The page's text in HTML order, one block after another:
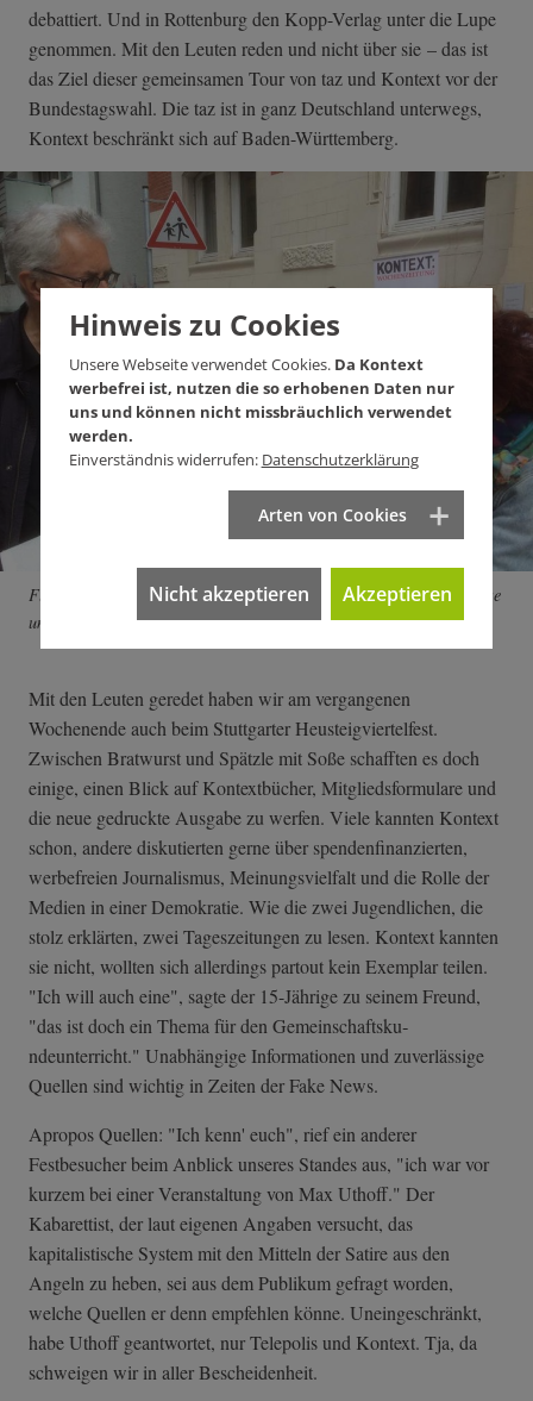
debattiert. Und in Rottenburg den Kopp-Verlag unter die Lupe
genommen. Mit den Leuten reden und nicht über sie – das ist
das Ziel dieser gemeinsamen Tour von taz und Kontext vor der
Bundestagswahl. Die taz ist in ganz Deutschland unterwegs,
Kontext beschränkt sich auf Baden-Württemberg.
Fleißiges Kontext-Team. Im Vordergrund die Vorstände Jürgen Klose
und Anni Endress. Foto: Kontext
Mit den Leuten geredet haben wir am vergangenen
Wochenende auch beim Stuttgarter Heusteigviertelfest.
Zwischen Bratwurst und Spätzle mit Soße schafften es doch
einige, einen Blick auf Kontextbücher, Mitgliedsformulare und
die neue gedruckte Ausgabe zu werfen. Viele kannten Kontext
schon, andere diskutierten gerne über spendenfinanzierten,
werbefreien Journalismus, Meinungsvielfalt und die Rolle der
Medien in einer Demokratie. Wie die zwei Jugendlichen, die
stolz erklärten, zwei Tageszeitungen zu lesen. Kontext kannten
sie nicht, wollten sich allerdings partout kein Exemplar teilen.
"Ich will auch eine", sagte der 15-Jährige zu seinem Freund,
"das ist doch ein Thema für den Gemeinschaftsku­
ndeunterricht." Unabhängige Informationen und zuverlässige
Quellen sind wichtig in Zeiten der Fake News.
Apropos Quellen: "Ich kenn' euch", rief ein anderer
Festbesucher beim Anblick unseres Standes aus, "ich war vor
kurzem bei einer Veranstaltung von Max Uthoff." Der
Kabarettist, der laut eigenen Angaben versucht, das
kapitalistische System mit den Mitteln der Satire aus den
Angeln zu heben, sei aus dem Publikum gefragt worden,
welche Quellen er denn empfehlen könne. Uneingeschränkt,
habe Uthoff geantwortet, nur Telepolis und Kontext. Tja, da
schweigen wir in aller Bescheidenheit.
Hinweis zu Cookies
Unsere Webseite verwendet Cookies. Da Kontext
werbefrei ist, nutzen die so erhobenen Daten nur
uns und können nicht missbräuchlich verwendet
werden.
Einverständnis widerrufen: Datenschutzerklärung
Arten von Cookies
Nicht akzeptieren Akzeptieren